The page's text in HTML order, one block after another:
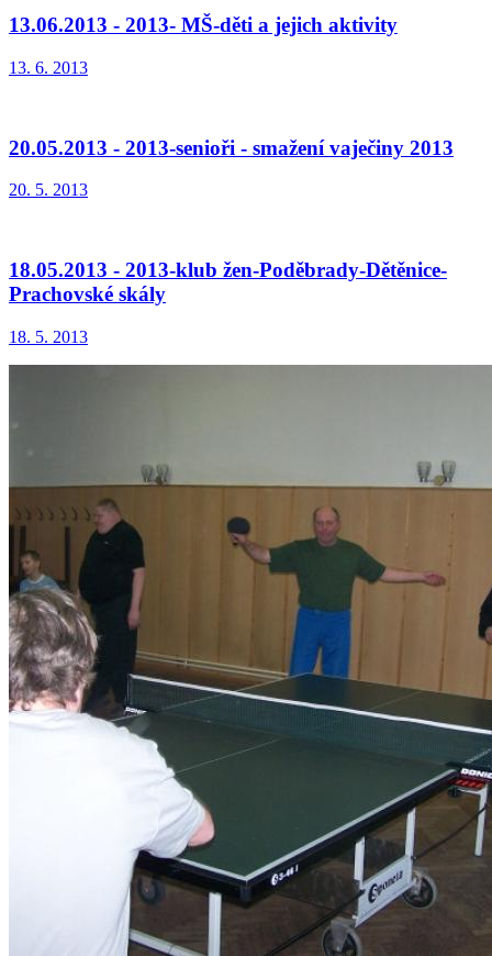
13.06.2013 - 2013- MŠ-děti a jejich aktivity
13. 6. 2013
20.05.2013 - 2013-senioři - smažení vaječiny 2013
20. 5. 2013
18.05.2013 - 2013-klub žen-Poděbrady-Dětěnice-
Prachovské skály
18. 5. 2013